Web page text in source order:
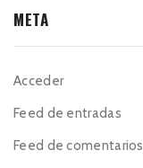
META
Acceder
Feed de entradas
Feed de comentarios